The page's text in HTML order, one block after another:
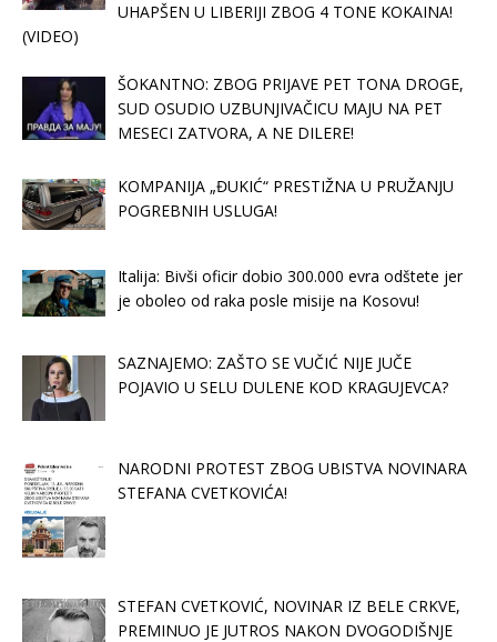
UHAPŠEN U LIBERIJI ZBOG 4 TONE KOKAINA!
(VIDEO)
ŠOKANTNO: ZBOG PRIJAVE PET TONA DROGE,
SUD OSUDIO UZBUNJIVAČICU MAJU NA PET
MESECI ZATVORA, A NE DILERE!
KOMPANIJA „ĐUKIĆ“ PRESTIŽNA U PRUŽANJU
POGREBNIH USLUGA!
Italija: Bivši oficir dobio 300.000 evra odštete jer
je oboleo od raka posle misije na Kosovu!
SAZNAJEMO: ZAŠTO SE VUČIĆ NIJE JUČE
POJAVIO U SELU DULENE KOD KRAGUJEVCA?
NARODNI PROTEST ZBOG UBISTVA NOVINARA
STEFANA CVETKOVIĆA!
STEFAN CVETKOVIĆ, NOVINAR IZ BELE CRKVE,
PREMINUO JE JUTROS NAKON DVOGODIŠNJE